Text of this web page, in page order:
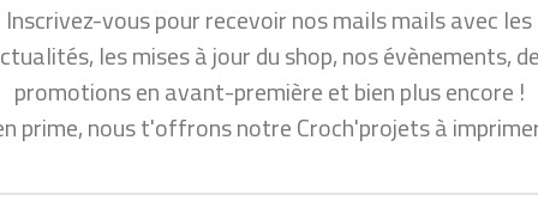
mousqueton
: toujours à portée
Inscrivez-vous pour recevoir nos mails mails avec les
les mises à jour du shop, nos évènements,
promotions en avant-première et bien plus encore !
prime, nous t'offrons notre Croch'projets à